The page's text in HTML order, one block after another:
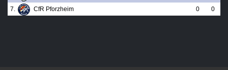
7.
CfR Pforzheim 0 0